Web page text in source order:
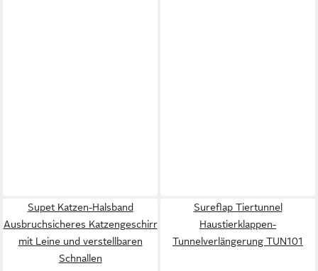
Supet Katzen-Halsband
Ausbruchsicheres Katzengeschirr
mit Leine und verstellbaren
Schnallen
Sureflap Tiertunnel
Haustierklappen-
Tunnelverlängerung TUN101